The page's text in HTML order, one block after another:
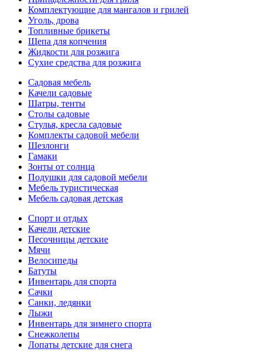
Комплектующие для мангалов и грилей
Уголь, дрова
Топливные брикеты
Щепа для копчения
Жидкости для розжига
Сухие средства для розжига
Садовая мебель
Качели садовые
Шатры, тенты
Столы садовые
Стулья, кресла садовые
Комплекты садовой мебели
Шезлонги
Гамаки
Зонты от солнца
Подушки для садовой мебели
Мебель туристическая
Мебель садовая детская
Спорт и отдых
Качели детские
Песочницы детские
Мячи
Велосипеды
Батуты
Инвентарь для спорта
Сачки
Санки, ледянки
Лыжи
Инвентарь для зимнего спорта
Снежколепы
Лопаты детские для снега